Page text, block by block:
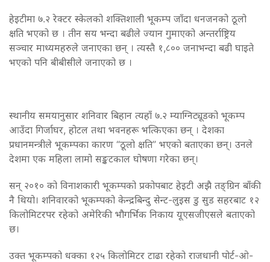
हेइटीमा ७.२ रेक्टर स्केलको शक्तिशाली भूकम्प जाँदा धनजनको ठूलो
क्षति भएको छ । तीन सय भन्दा बढीले ज्यान गुमाएको अन्तर्राष्ट्रिय
सञ्चार माध्यमहरुले जनाएका छन् । त्यस्तै १,८०० जनाभन्दा बढी घाइते
भएको पनि बीबीसीले जनाएको छ ।
स्थानीय समयानुसार शनिवार बिहान त्यहाँ ७.२ म्याग्निट्यूडको भूकम्प
आउँदा गिर्जाघर, होटल तथा भवनहरू भत्किएका छन् । देशका
प्रधानमन्त्रीले भूकम्पका कारण “ठूलो क्षति” भएको बताएका छन्। उनले
देशमा एक महिला लामो सङ्कटकाल घोषणा गरेका छन्।
सन् २०१० को विनाशकारी भूकम्पको प्रकोपबाट हेइटी अझै तङ्ग्रिन बाँकी
नै थियो। शनिवारको भूकम्पको केन्द्रबिन्दु सेन्ट-लुइस डु सुड सहरबाट १२
किलोमिटरपर रहेको अमेरिकी भौगर्भिक निकाय यूएसजीएसले बताएको
छ।
उक्त भूकम्पको धक्का १२५ किलोमिटर टाढा रहेको राजधानी पोर्ट-ओ-